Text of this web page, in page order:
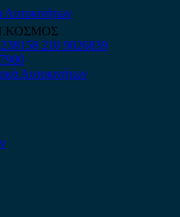
210 9026839